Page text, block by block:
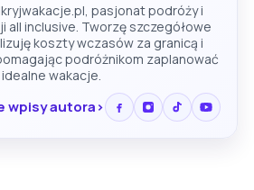
pasjonat podróży i
all inclusive. Tworzę szczegółowe
koszty wczasów za granicą i
podróżnikom zaplanować
idealne wakacje.
wpisy autora